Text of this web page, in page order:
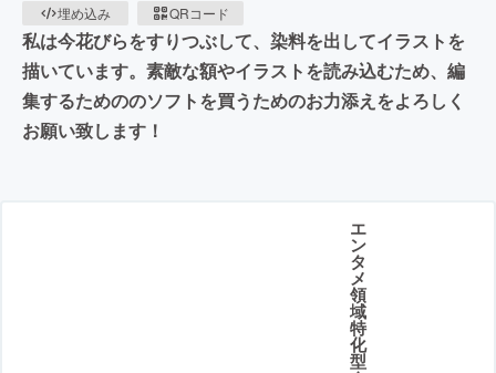
埋め込み
QRコード
私は今花びらをすりつぶして、染料を出してイラストを
描いています。素敵な額やイラストを読み込むため、編
集するためののソフトを買うためのお力添えをよろしく
お願い致します！
エ
ン
タ
メ
領
域
特
化
型